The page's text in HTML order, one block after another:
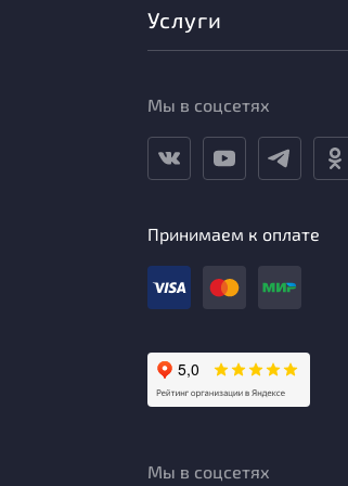
Услуги
Мы в соцсетях
Принимаем к оплате
Мы в соцсетях